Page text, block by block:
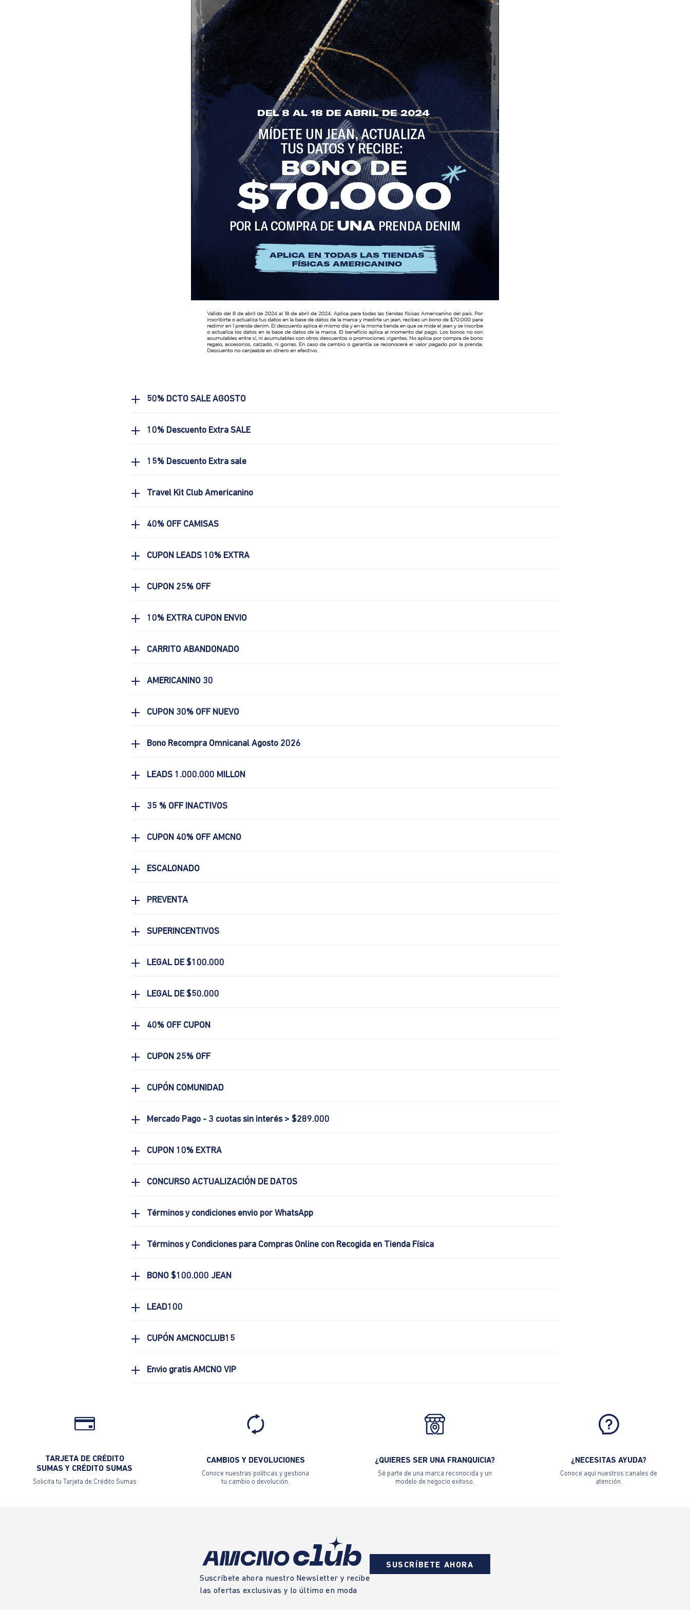
50% DCTO SALE AGOSTO
10% Descuento Extra SALE
15% Descuento Extra sale
Travel Kit Club Americanino
40% OFF CAMISAS
CUPON LEADS 10% EXTRA
CUPON 25% OFF
10% EXTRA CUPON ENVIO
CARRITO ABANDONADO
AMERICANINO 30
CUPON 30% OFF NUEVO
Bono Recompra Omnicanal Agosto 2026
LEADS 1.000.000 MILLON
35 % OFF INACTIVOS
CUPON 40% OFF AMCNO
ESCALONADO
PREVENTA
SUPERINCENTIVOS
LEGAL DE $100.000
LEGAL DE $50.000
40% OFF CUPON
CUPON 25% OFF
CUPÓN COMUNIDAD
Mercado Pago - 3 cuotas sin interés > $289.000
CUPON 10% EXTRA
CONCURSO ACTUALIZACIÓN DE DATOS
Términos y condiciones envio por WhatsApp
Términos y Condiciones para Compras Online con Recogida en Tienda Física
BONO $100.000 JEAN
LEAD100
CUPÓN AMCNOCLUB15
Envio gratis AMCNO VIP
TARJETA DE CRÉDITO
SUMAS Y CRÉDITO SUMAS
Solicita tu Tarjeta de Crédito Sumas
CAMBIOS Y DEVOLUCIONES
Conoce nuestras políticas y gestiona
tu cambio o devolución.
¿QUIERES SER UNA FRANQUICIA?
Sé parte de una marca reconocida y un
modelo de negocio exitoso.
¿NECESITAS AYUDA?
Conoce aquí nuestros canales de
atención.
Suscríbete ahora nuestro Newsletter y recibe
las ofertas exclusivas y lo último en moda
SUSCRÍBETE AHORA